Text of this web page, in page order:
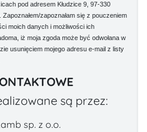
pod adresem Kłudzice 9, 97-330
zapoznałam się z pouczeniem
moich danych i możliwości ich
iż moja zgoda może być odwołana w
usunięciem mojego adresu e-mail z listy
są przez:
sp. z o.o.